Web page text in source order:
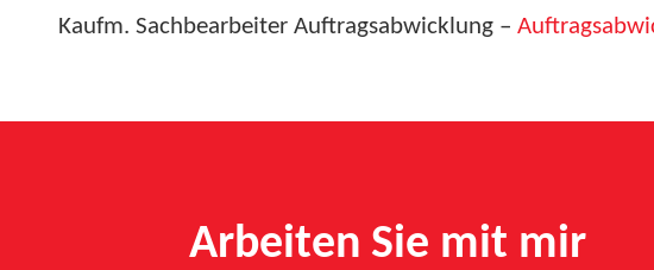
Kaufm. Sachbearbeiter Auftragsabwicklung –
Arbeiten Sie mit mir